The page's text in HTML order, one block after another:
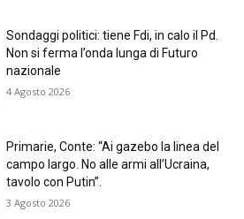
Sondaggi politici: tiene Fdi, in calo il Pd.
Non si ferma l’onda lunga di Futuro
nazionale
4 Agosto 2026
Primarie, Conte: “Ai gazebo la linea del
campo largo. No alle armi all’Ucraina,
tavolo con Putin”.
3 Agosto 2026